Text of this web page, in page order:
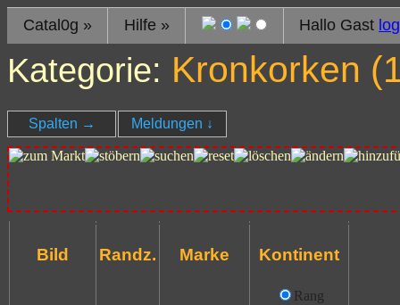
Catal0g » Hilfe » Hallo Gast
Kategorie: Kronkorken (
Spalten → Meldungen ↓
Bild Randz. Marke Kontinent
Rang